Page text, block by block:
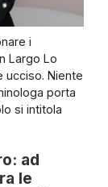
i
Largo Lo
ucciso. Niente
porta
si intitola
ad
le